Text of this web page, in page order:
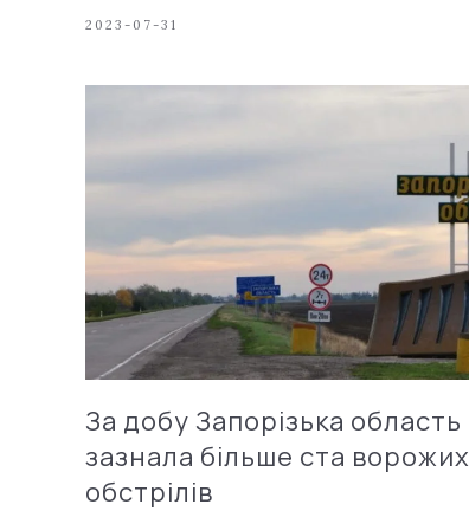
2023-07-31
За добу Запорізька область
зазнала більше ста ворожих
обстрілів